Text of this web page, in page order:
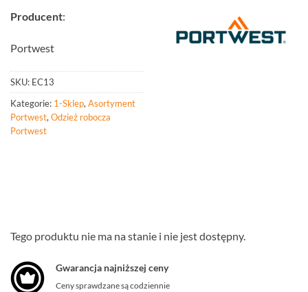
Producent:
Portwest
SKU: EC13
Kategorie: 1-Sklep, Asortyment
Portwest, Odzież robocza
Portwest
Tego produktu nie ma na stanie i nie jest dostępny.
Gwarancja najniższej ceny
Ceny sprawdzane są codziennie